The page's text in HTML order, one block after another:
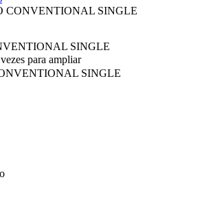
CONVENTIONAL SINGLE
SINGLE
para ampliar